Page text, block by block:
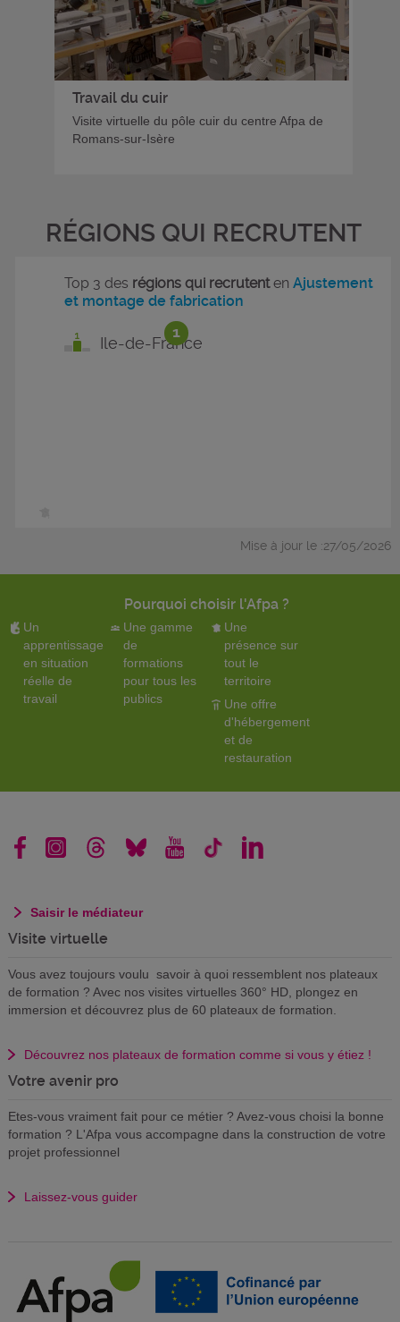
Travail du cuir
Visite virtuelle du pôle cuir du centre Afpa de
Romans-sur-Isère
RÉGIONS QUI RECRUTENT
1
Top 3 des régions qui recrutentenAjustement
et montage de fabrication
Ile-de-France
Mise à jour le :27/05/2026
Pourquoi choisir l'Afpa ?
Un
apprentissage
en situation
réelle de
travail
Une gamme
de
formations
pour tous les
publics
Une
présence sur
tout le
territoire
Une offre
d'hébergement
et de
restauration
Saisir le médiateur
Visite virtuelle
Vous avez toujours voulu savoir à quoi ressemblent nos plateaux
de formation ? Avec nos visites virtuelles 360° HD, plongez en
immersion et découvrez plus de 60 plateaux de formation.
Découvrez nos plateaux de formation comme si vous y étiez !
Votre avenir pro
Etes-vous vraiment fait pour ce métier ? Avez-vous choisi la bonne
formation ? L'Afpa vous accompagne dans la construction de votre
projet professionnel
Laissez-vous guider